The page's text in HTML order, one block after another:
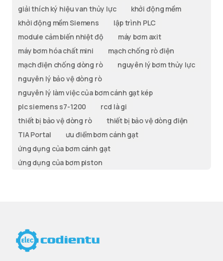
giải thích ký hiệu van thủy lực
khởi động mềm
khởi động mềm Siemens
lập trình PLC
module cảm biến nhiệt độ
máy bơm axit
máy bơm hóa chất mini
mạch chống rò điện
mạch điện chống dòng rò
nguyên lý bơm thủy lực
nguyên lý bảo vệ dòng rò
nguyên lý làm việc của bơm cánh gạt kép
plc siemens s7-1200
rcd là gi
thiết bị bảo vệ dòng rò
thiết bị bảo vệ dòng điện
TIA Portal
ưu điểm bơm cánh gạt
ứng dụng của bơm cánh gạt
ứng dụng của bơm piston